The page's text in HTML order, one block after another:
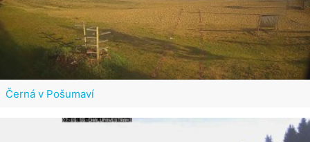
Černá v Pošumaví